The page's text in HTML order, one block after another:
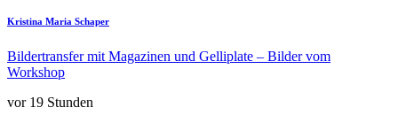
Kristina Maria Schaper
Bildertransfer mit Magazinen und Gelliplate – Bilder vom
Workshop
vor 19 Stunden